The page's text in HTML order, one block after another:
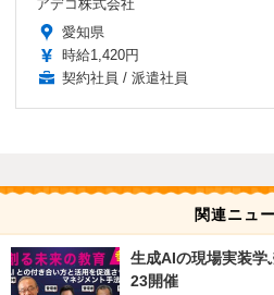
アデコ株式会社
愛知県
時給1,420円
契約社員 / 派遣社員
関連ニュ
生成AIの現場実装学
23開催